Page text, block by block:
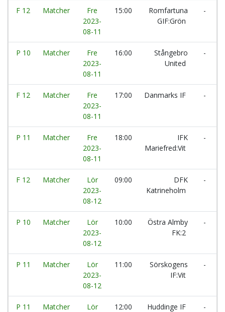
F 12 Matcher
Fre
2023-
08-11
15:00
Romfartuna
GIF:Grön
-
P 10 Matcher
Fre
2023-
08-11
16:00
Stångebro
United
-
F 12 Matcher
Fre
2023-
08-11
17:00 Danmarks IF -
P 11 Matcher
Fre
2023-
08-11
18:00
IFK
Mariefred:Vit
-
F 12 Matcher
Lör
2023-
08-12
09:00
DFK
Katrineholm
-
P 10 Matcher
Lör
2023-
08-12
10:00
Östra Almby
FK:2
-
P 11 Matcher
Lör
2023-
08-12
11:00
Sörskogens
IF:Vit
-
P 11 Matcher
Lör
12:00 Huddinge IF -